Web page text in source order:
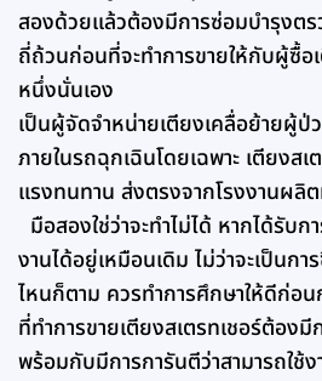
สองด้วยแล้วต้องมีการซ่อมบำรุงตร
ถี่ถ้วนก่อนที่จะทำการขายให้กับผู้ซื้อ
หนึ่งนั่นเอง
เป็นผู้จัดจำหน่ายเตียงเคลื่อย้ายผู้ป่
ภายในรถฉุกเฉินโดยเฉพาะ เตียงสเ
แรงทนทาน ส่งตรงจากโรงงานผลิ
มือสองใช่ว่าจะทำไม่ได้ หากได้รับ
งานได้อยู่เหมือนเดิม ไม่ว่าจะเป็นก
ไหนก็ตาม ควรทำการศึกษาให้ดีก่อน
ที่ทำการขายเตียงสเตรทเชอร์ต้อง
พร้อมกับมีการการันตีว่าสามารถใช้